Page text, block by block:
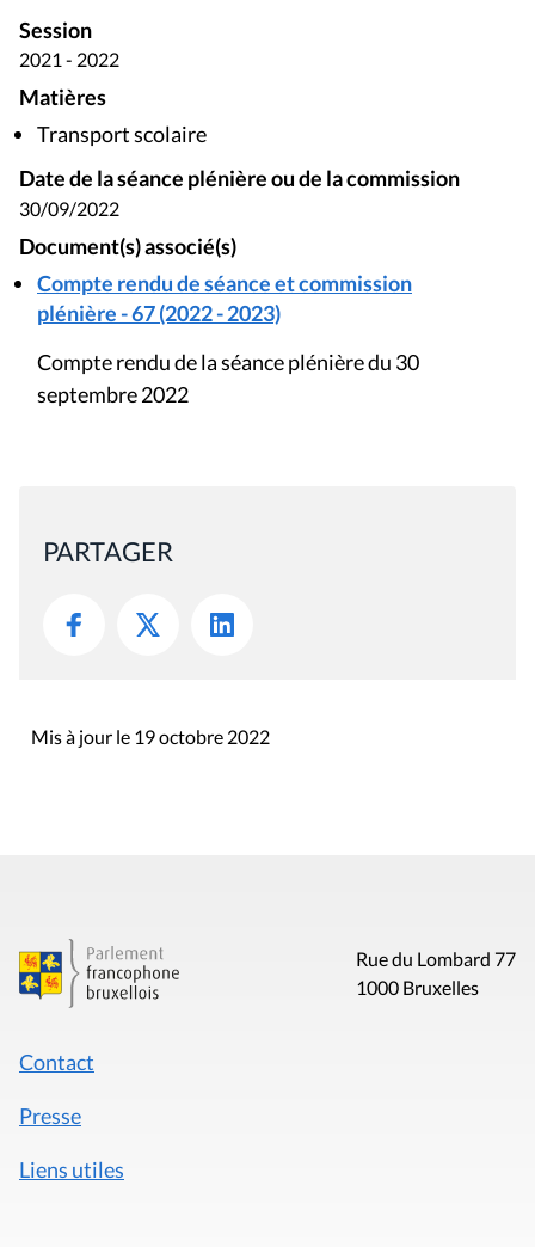
Session
2021 - 2022
Matières
Transport scolaire
Date de la séance plénière ou de la commission
30/09/2022
Document(s) associé(s)
Compte rendu de séance et commission
plénière - 67 (2022 - 2023)
Compte rendu de la séance plénière du 30
septembre 2022
PARTAGER
Mis à jour le 19 octobre 2022
Rue du Lombard 77
1000 Bruxelles
Contact
Presse
Liens utiles